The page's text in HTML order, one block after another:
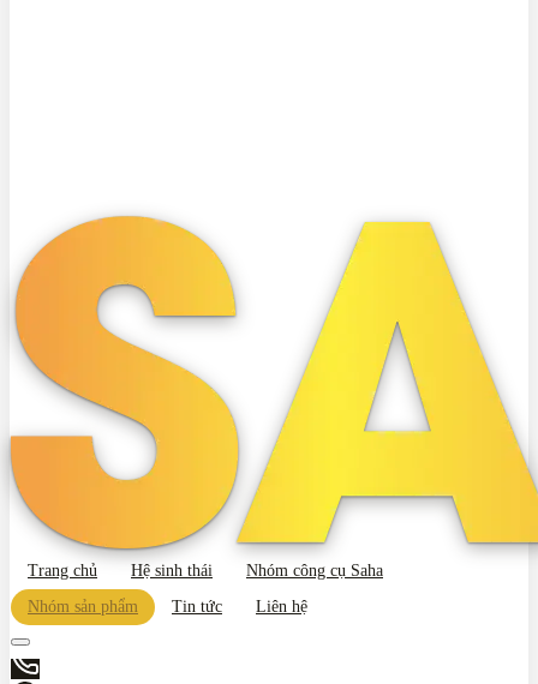
Trang chủ Hệ sinh thái
Nhóm công cụ Saha
Nhóm sản phẩm
Tin tức Liên hệ